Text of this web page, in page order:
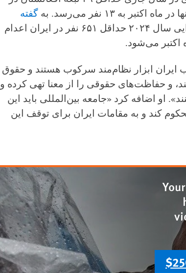
به ۱۳ نفر می‌رسد. به
گفته
حقوق بشر ایران، در ده ماه ابتدایی سال ۲۰۲۴ حداقل ۶۵۱ نفر در ایران اعدام
ایران ابزار نظام‌مند سرکوب هستند و حقوق
و حفاظت‌های حقوقی را از معنا تهی کرده و
او اضافه کرد «جامعه بین‌المللی باید این
کند و به مقامات ایران برای توقف این